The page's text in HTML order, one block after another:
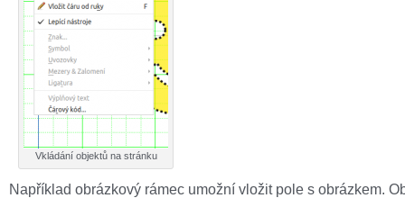
Vkládání objektů na stránku
Například obrázkový rámec umožní vložit pole s obrázkem.